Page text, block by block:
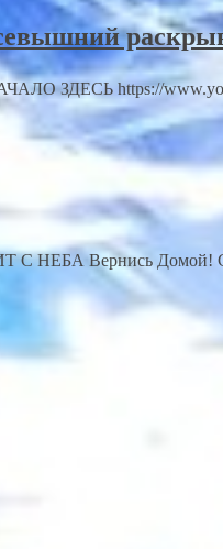
ЗДЕСЬ https://
НЕБА Вернись Домой!